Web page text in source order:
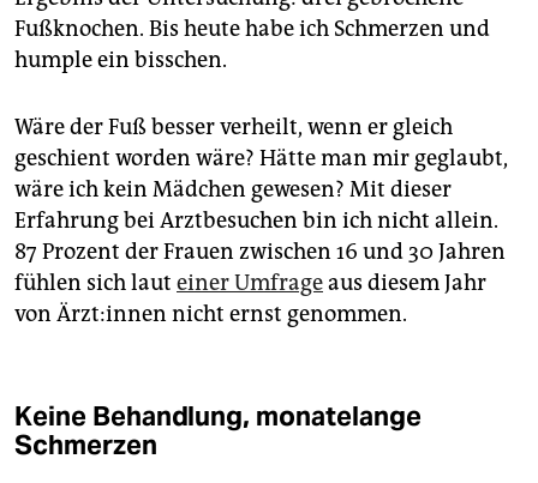
Fußknochen. Bis heute habe ich Schmerzen und
humple ein bisschen.
Wäre der Fuß besser verheilt, wenn er gleich
geschient worden wäre? Hätte man mir geglaubt,
wäre ich kein Mädchen gewesen? Mit dieser
Erfahrung bei Arztbesuchen bin ich nicht allein.
87 Prozent der Frauen zwischen 16 und 30 Jahren
fühlen sich laut einer Umfrageaus diesem Jahr
von Ärz­t:in­nen nicht ernst genommen.
Keine Behandlung, monatelange
Schmerzen